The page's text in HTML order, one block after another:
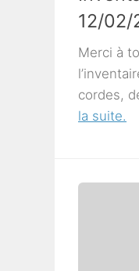
12/02/
Merci à
cordes,
la suite.